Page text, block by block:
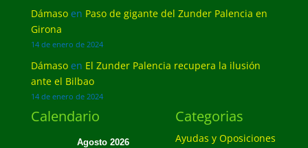
Dámasoen Paso de gigante del Zunder Palencia en
Girona
14 de enero de 2024
Dámasoen El Zunder Palencia recupera la ilusión
ante el Bilbao
14 de enero de 2024
Calendario
Agosto 2026
Categorias
Ayudas y Oposiciones